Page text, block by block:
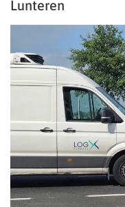
Lunteren